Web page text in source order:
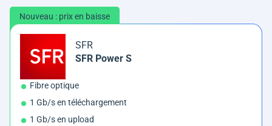
Nouveau : prix en baisse
SFR
SFR Power S
Fibre optique
1 Gb/s en téléchargement
1 Gb/s en upload